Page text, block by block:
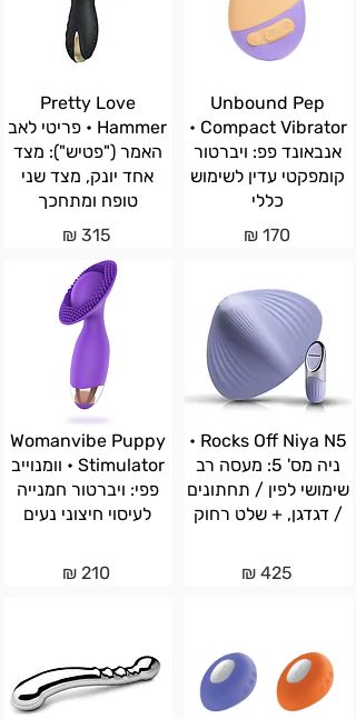
Unbound Pep
Compact Vibrator •
אנבאונד פפ: ויברטור
קומפקטי עדין לשימוש
כללי
170 ₪
Rocks Off Niya N5 •
ניה מס' 5: מעסה רב
שימושי לפין / תחתונים
/ דגדגן, + שלט רחוק
425 ₪
Pretty Love
Hammer • פריטי לאב
האמר ("פטיש"): מצד
אחד יונק, מצד שני
טופח ומתחכך
315 ₪
Womanvibe Puppy
Stimulator • וומנוייב
פפי: ויברטור חמנייה
לעיסוי חיצוני נעים
210 ₪